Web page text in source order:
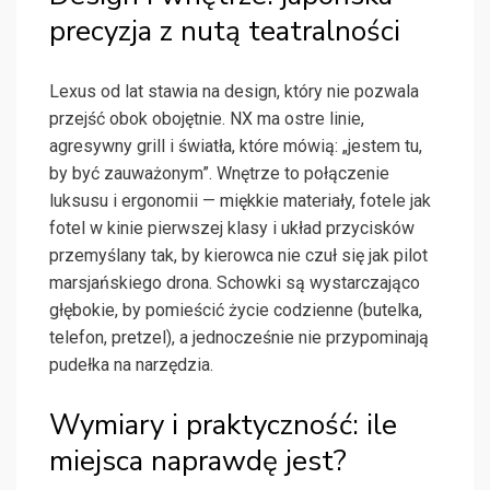
precyzja z nutą teatralności
Lexus od lat stawia na design, który nie pozwala
przejść obok obojętnie. NX ma ostre linie,
agresywny grill i światła, które mówią: „jestem tu,
by być zauważonym”. Wnętrze to połączenie
luksusu i ergonomii — miękkie materiały, fotele jak
fotel w kinie pierwszej klasy i układ przycisków
przemyślany tak, by kierowca nie czuł się jak pilot
marsjańskiego drona. Schowki są wystarczająco
głębokie, by pomieścić życie codzienne (butelka,
telefon, pretzel), a jednocześnie nie przypominają
pudełka na narzędzia.
Wymiary i praktyczność: ile
miejsca naprawdę jest?